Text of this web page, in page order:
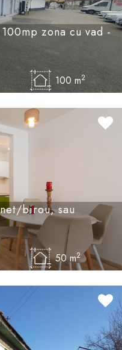
zona cu vad -
100 m2
birou, sau
50 m2